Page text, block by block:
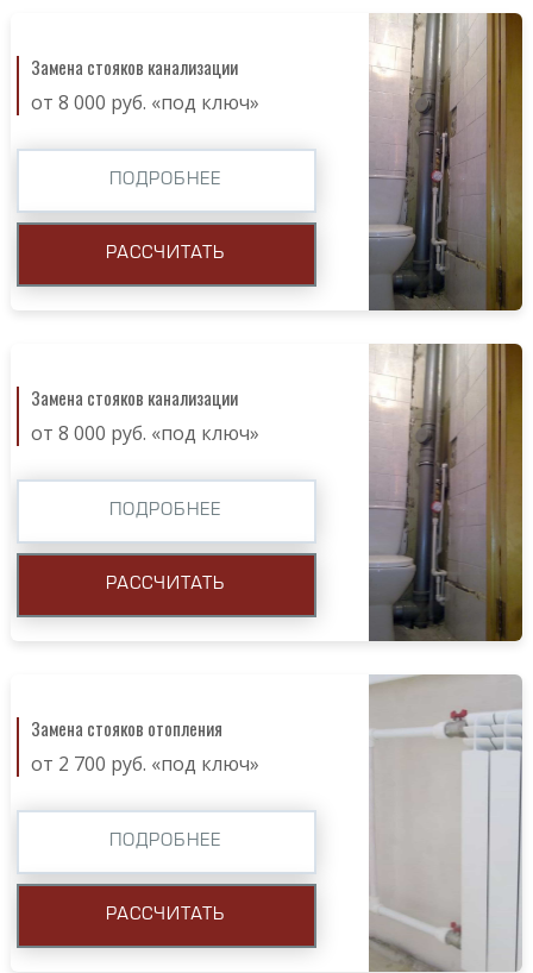
Замена стояков канализации
от 8 000 руб. «под ключ»
ПОДРОБНЕЕ
РАССЧИТАТЬ
Замена стояков канализации
от 8 000 руб. «под ключ»
ПОДРОБНЕЕ
РАССЧИТАТЬ
Замена стояков отопления
от 2 700 руб. «под ключ»
ПОДРОБНЕЕ
РАССЧИТАТЬ